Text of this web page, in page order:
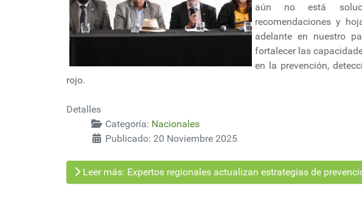
aún no está
recomendaciones y
adelante en nuestro
fortalecer las
en la prevención,
rojo.
Detalles
Categoría: Nacionales
Publicado: 20 Noviembre 2025
Leer más: Expertos regionales actualizan estrategias de